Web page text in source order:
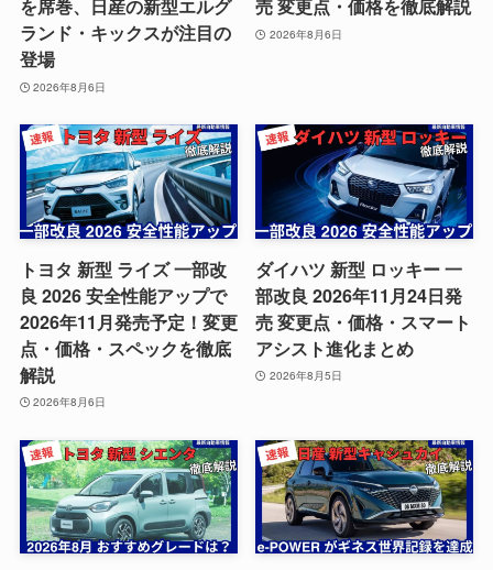
を席巻、日産の新型エルグ
ランド・キックスが注目の
登場
2026年8月6日
売 変更点・価格を徹底解説
2026年8月6日
トヨタ 新型 ライズ 一部改
良 2026 安全性能アップで
2026年11月発売予定！変更
点・価格・スペックを徹底
解説
2026年8月6日
ダイハツ 新型 ロッキー 一
部改良 2026年11月24日発
売 変更点・価格・スマート
アシスト進化まとめ
2026年8月5日